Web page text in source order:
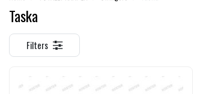
Taska
Filters